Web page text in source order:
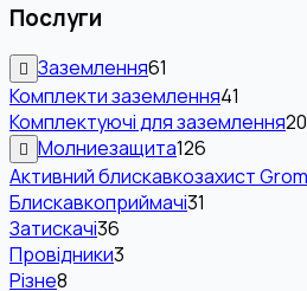
Послуги
Заземлення61
Комплекти заземлення41
Комплектуючі для заземлення20
Молниезащита126
Активний блискавкозахист
Блискавкоприймачі31
Затискачі36
Провідники3
Різне8